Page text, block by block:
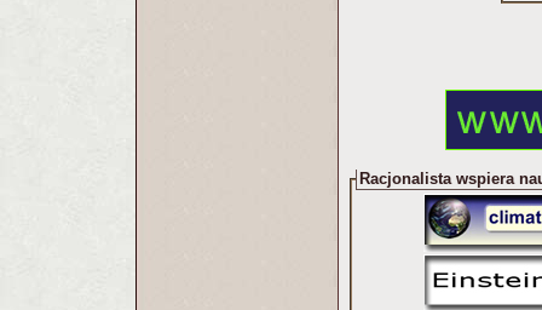
Racjonalista wspiera